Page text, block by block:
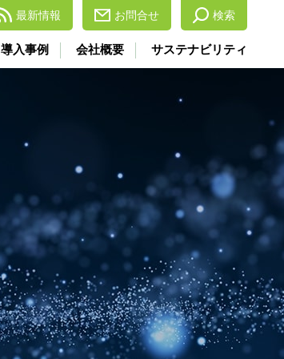
導入事例 会社概要 サステナビリティ
最新情報 お問合せ 検索